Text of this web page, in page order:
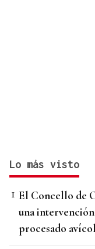
Lo más visto
El Concello de
una
procesado